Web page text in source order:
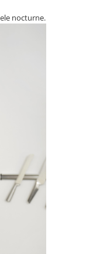
nocturne.